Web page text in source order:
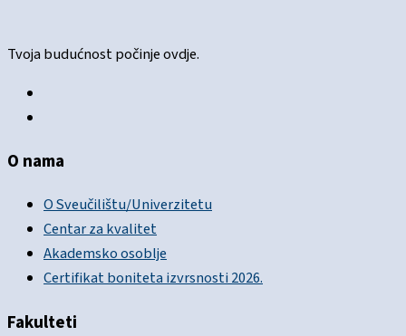
Tvoja budućnost počinje ovdje.
O nama
O Sveučilištu/Univerzitetu
Centar za kvalitet
Akademsko osoblje
Certifikat boniteta izvrsnosti 2026.
Fakulteti